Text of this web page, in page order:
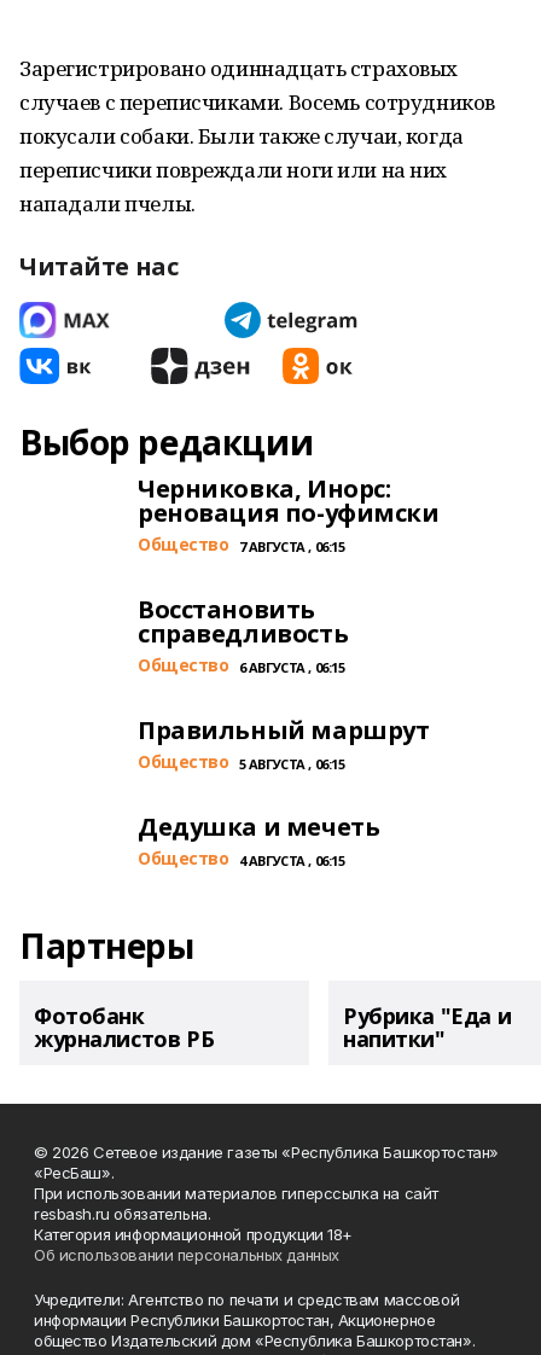
Зарегистрировано одиннадцать страховых
случаев с переписчиками. Восемь сотрудников
покусали собаки. Были также случаи, когда
переписчики повреждали ноги или на них
нападали пчелы.
Читайте нас
Выбор редакции
Черниковка, Инорс:
реновация по-уфимски
Общество 7 АВГУСТА , 06:15
Восстановить
справедливость
Общество 6 АВГУСТА , 06:15
Правильный маршрут
Общество 5 АВГУСТА , 06:15
Дедушка и мечеть
Общество 4 АВГУСТА , 06:15
Партнеры
Фотобанк
журналистов РБ
Рубрика "Еда и
напитки"
© 2026 Сетевое издание газеты «Республика Башкортостан»
«РесБаш».
При использовании материалов гиперссылка на сайт
resbash.ru обязательна.
Категория информационной продукции 18+
Об использовании персональных данных
Учредители: Агентство по печати и средствам массовой
информации Республики Башкортостан, Акционерное
общество Издательский дом «Республика Башкортостан».